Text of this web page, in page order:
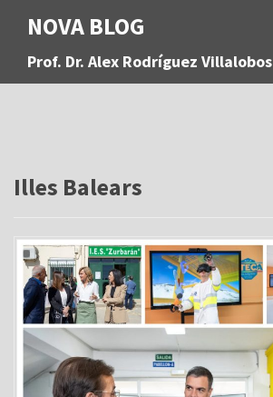
a
NOVA BLOG
Prof. Dr. Alex Rodríguez Villalobos
Illes Balears